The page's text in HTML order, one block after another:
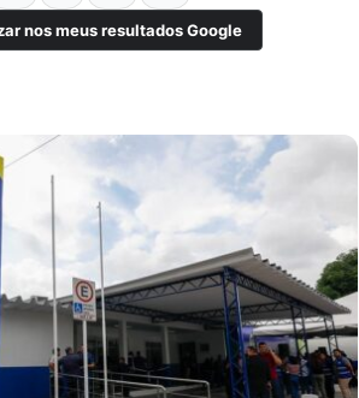
nos meus resultados Google